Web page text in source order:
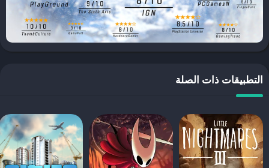
تجربة تحدٍ مميزة.
مجموعة متنوعة من المركبات
: يمكنك قيادة أكثر من 40 نوعًا مختلفًا من
الشاحنات والمركبات الثقيلة، كل منها له ميزاته الخاصة التي تساعدك
على التغلب على التحديات.
البضائع وإصلاح الطرق وغيرها من التحديات التي تتطلب مهارات قيادة
عالية.
كيفية تحميل لعبة SnowRunner على الأندرويد
يمكنكتحميل لعبة SnowRunner للجوال على الأندرويد
بسهولة باتباع بعض
التطبيقات ذات الصلة